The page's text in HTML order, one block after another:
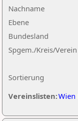
Nachname
Ebene
Sortierung
Bundesland
Spgem./Kreis/Verein
Vereinslisten:Wien